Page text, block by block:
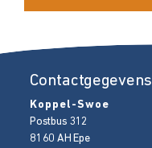
Contactgegevens
Koppel-Swoe
Postbus 312
8160 AH Epe